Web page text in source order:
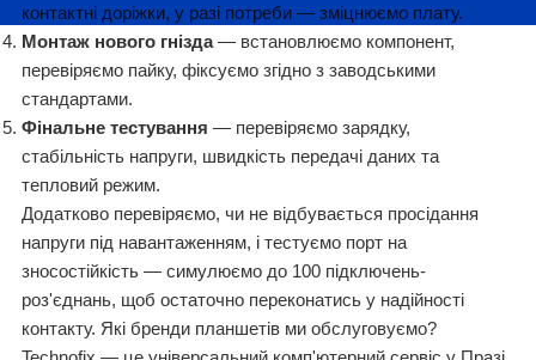
контактні доріжки, у разі потреби — зміцнюємо плату.
Монтаж нового гнізда— встановлюємо компонент,
перевіряємо пайку, фіксуємо згідно з заводськими
стандартами.
Фінальне тестування — перевіряємо зарядку,
стабільність напруги, швидкість передачі даних та
тепловий режим.
Додатково перевіряємо, чи не відбувається просідання
напруги під навантаженням, і тестуємо порт на
зносостійкість — симулюємо до 100 підключень-
роз'єднань, щоб остаточно переконатись у надійності
контакту. Які бренди планшетів ми обслуговуємо?